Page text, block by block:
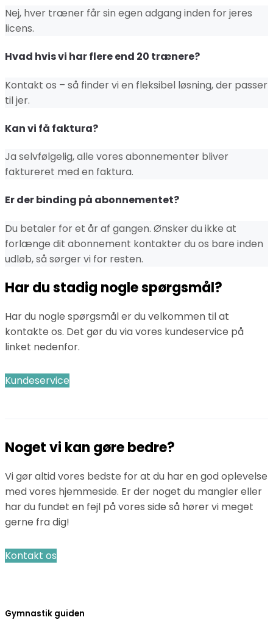
Nej, hver træner får sin egen adgang inden for jeres
licens.
Hvad hvis vi har flere end 20 trænere?
Kontakt os – så finder vi en fleksibel løsning, der passer
til jer.
Kan vi få faktura?
Ja selvfølgelig, alle vores abonnementer bliver
faktureret med en faktura.
Er der binding på abonnementet?
Du betaler for et år af gangen. Ønsker du ikke at
forlænge dit abonnement kontakter du os bare inden
udløb, så sørger vi for resten.
Har du stadig nogle spørgsmål?
Har du nogle spørgsmål er du velkommen til at
kontakte os. Det gør du via vores kundeservice på
linket nedenfor.
Kundeservice
Noget vi kan gøre bedre?
Vi gør altid vores bedste for at du har en god oplevelse
med vores hjemmeside. Er der noget du mangler eller
har du fundet en fejl på vores side så hører vi meget
gerne fra dig!
Kontakt os
Gymnastik guiden